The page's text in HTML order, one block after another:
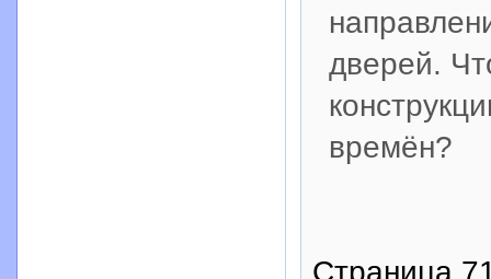
дверей.
времён?
Страница